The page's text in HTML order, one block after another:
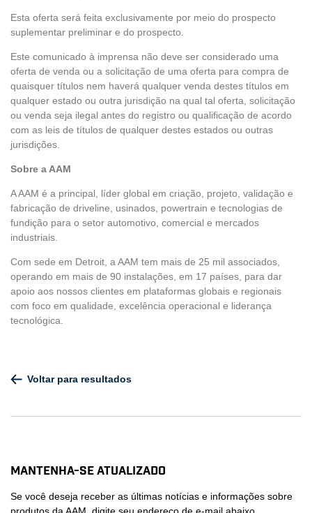
Esta oferta será feita exclusivamente por meio do prospecto
suplementar preliminar e do prospecto.
Este comunicado à imprensa não deve ser considerado uma
oferta de venda ou a solicitação de uma oferta para compra de
quaisquer títulos nem haverá qualquer venda destes títulos em
qualquer estado ou outra jurisdição na qual tal oferta, solicitação
ou venda seja ilegal antes do registro ou qualificação de acordo
com as leis de títulos de qualquer destes estados ou outras
jurisdições.
Sobre a AAM
A AAM é a principal, líder global em criação, projeto, validação e
fabricação de driveline, usinados, powertrain e tecnologias de
fundição para o setor automotivo, comercial e mercados
industriais.
Com sede em Detroit, a AAM tem mais de 25 mil associados,
operando em mais de 90 instalações, em 17 países, para dar
apoio aos nossos clientes em plataformas globais e regionais
com foco em qualidade, excelência operacional e liderança
tecnológica.
Voltar para resultados
Mantenha-se atualizado
Se você deseja receber as últimas notícias e informações sobre